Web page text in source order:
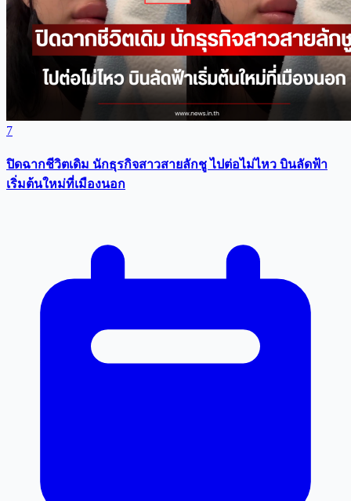
7
ปิดฉากชีวิตเดิม นักธุรกิจสาวสายลักชู ไปต่อไม่ไหว บินลัดฟ้า
เริ่มต้นใหม่ที่เมืองนอก